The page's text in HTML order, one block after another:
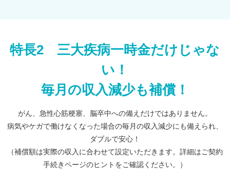
特長2 三大疾病一時金だけじゃな
い！
毎月の収入減少も補償！
がん、急性心筋梗塞、脳卒中への備えだけではありません。
病気やケガで働けなくなった場合の毎月の収入減少にも備えられ、
ダブルで安心！
（補償額は実際の収入に合わせて設定いただきます。詳細はご契約
手続きページのヒントをご確認ください。）